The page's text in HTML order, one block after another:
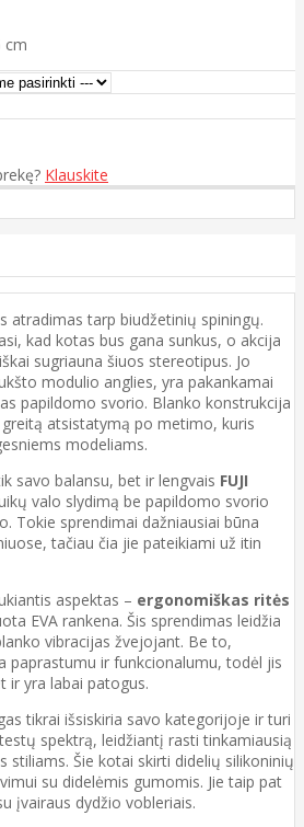
cm
Klauskite
atradimas tarp biudžetinių spiningų.
kad kotas bus gana sunkus, o akcija
sugriauna šiuos stereotipus. Jo
modulio anglies, yra pakankamai
papildomo svorio. Blanko konstrukcija
atsistatymą po metimo, kuris
modeliams.
savo balansu, bet ir lengvais FUJI
valo slydimą be papildomo svorio
Tokie sprendimai dažniausiai būna
tačiau čia jie pateikiami už itin
aspektas – ergonomiškas ritės
EVA rankena. Šis sprendimas leidžia
vibracijas žvejojant. Be to,
paprastumu ir funkcionalumu, todėl jis
ir yra labai patogus.
tikrai išsiskiria savo kategorijoje ir turi
spektrą, leidžiantį rasti tinkamiausią
stiliams. Šie kotai skirti didelių silikoninių
su didelėmis gumomis. Jie taip pat
įvairaus dydžio vobleriais.